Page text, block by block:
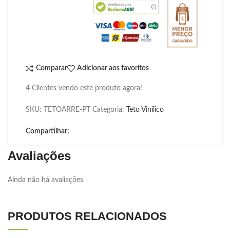
Comparar Adicionar aos favoritos
4 Clientes vendo este produto agora!
SKU: TETOARRE-PT Categoria: Teto Vinílico
Compartilhar:
Avaliações
Ainda não há avaliações
PRODUTOS RELACIONADOS